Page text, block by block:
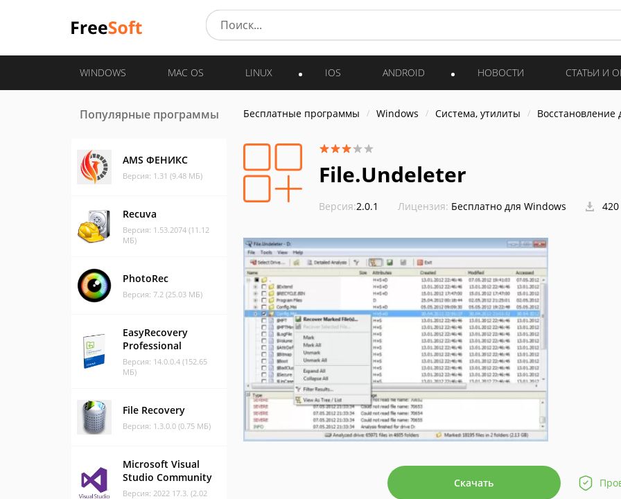
WINDOWS MAC OS LINUX IOS ANDROID НОВОСТИ СТАТЬИ И
Популярные программы
AMS ФЕНИКС
Версия: 1.31 (9.48 МБ)
Recuva
Версия: 1.53.2074 (11.12
МБ)
PhotoRec
Версия: 7.2 (25.03 МБ)
EasyRecovery
Professional
Версия: 14.0.0.4 (152.65
МБ)
File Recovery
Версия: 1.3.0.0 (0.75 МБ)
Microsoft Visual
Studio Community
Версия: 2022 17.3. (2.02
Бесплатные программы Windows Система, утилиты Восстановление
File.Undeleter
Версия:2.0.1 Лицензия: Бесплатно для Windows
Скачать